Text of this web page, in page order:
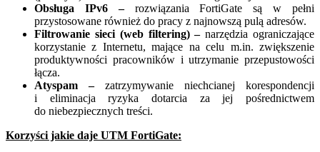
Obsługa IPv6 – rozwiązania FortiGate są w pełni
przystosowane również do pracy z najnowszą pulą adresów.
Filtrowanie sieci (web filtering) –narzędzia ograniczające
korzystanie z Internetu, mające na celu m.in. zwiększenie
produktywności pracowników i utrzymanie przepustowości
łącza.
Atyspam – zatrzymywanie niechcianej korespondencji
i eliminacja ryzyka dotarcia za jej pośrednictwem
do niebezpiecznych treści.
Korzyści jakie daje UTM FortiGate: